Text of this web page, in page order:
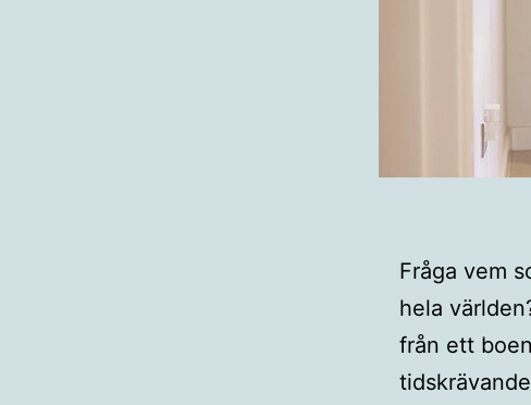
Fråga vem
hela
från ett